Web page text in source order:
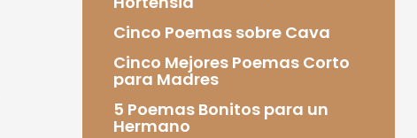
Cinco Poemas sobre Cava
Cinco Mejores Poemas Corto
para Madres
5 Poemas Bonitos para un
Hermano